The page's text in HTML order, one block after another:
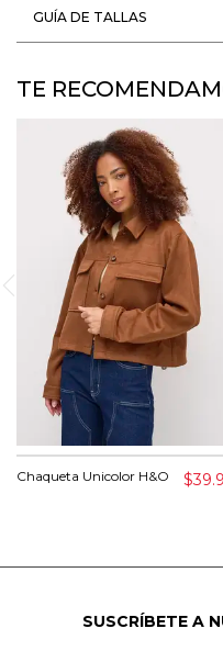
GUÍA DE TALLAS
TE
Chaqueta Unicolor H&O
SUSCRÍBETE A